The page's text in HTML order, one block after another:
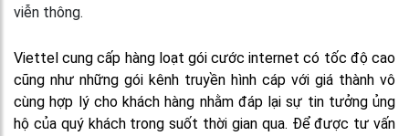
viễn thông.
Viettel cung cấp hàng loạt gói cước internet có tốc độ cao
cũng như những gói kênh truyền hình cáp với giá thành vô
cùng hợp lý cho khách hàng nhằm đáp lại sự tin tưởng ủng
hộ của quý khách trong suốt thời gian qua. Để được tư vấn